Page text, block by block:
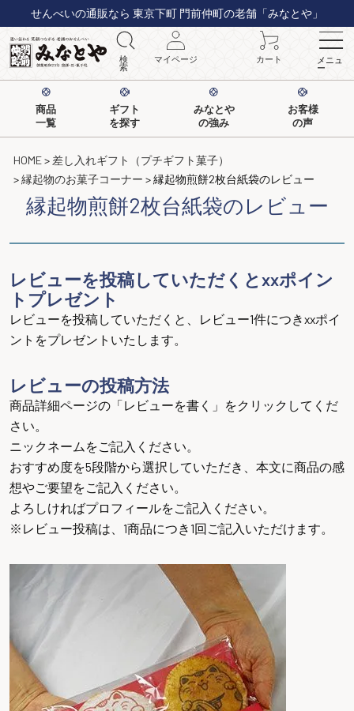
せんべいの通販なら 東京下町 門前仲町の老舗「みなとや」
検
索
マイページ カート メニュ
ー
商品
一覧
ギフト
を探す
みなとや
の強み
お客様
の声
HOME
差し入れギフト（プチギフト菓子）
縁起物のお菓子コーナー
縁起物煎餅2枚台紙袋のレビュー
縁起物煎餅2枚台紙袋のレビュー
レビューを投稿していただくとxxポイン
トプレゼント
レビューを投稿していただくと、レビュー1件につきxxポイ
ントをプレゼントいたします。
レビューの投稿方法
商品詳細ページの「レビューを書く」をクリックしてくだ
さい。
ニックネームをご記入ください。
おすすめ度を5段階から選択していただき、本文に商品の感
想やご要望をご記入ください。
よろしければプロフィールをご記入ください。
※レビュー投稿は、1商品につき1回ご記入いただけます。